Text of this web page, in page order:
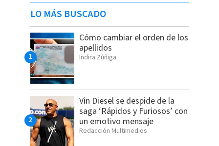
LO MÁS BUSCADO
Cómo cambiar el orden de los
apellidos
Indira Zúñiga
Vin Diesel se despide de la
saga ‘Rápidos y Furiosos’ con
un emotivo mensaje
Redacción Multimedios